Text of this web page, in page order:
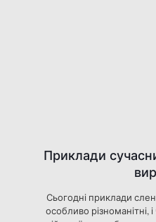
Приклади
Сьогодні приклади
особливо різноманітні,